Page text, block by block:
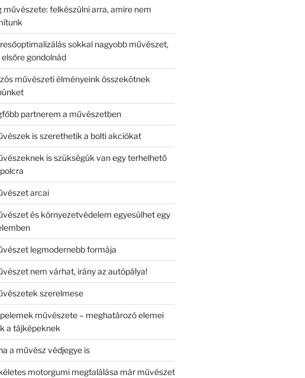
művészete: felkészülni arra, amire nem
sokkal nagyobb művészet,
gondolnád
művészeti élményeink összekötnek
partnerem a művészetben
is szerethetik a bolti akciókat
is szükségük van egy terhelhető
arcai
és környezetvédelem egyesülhet egy
legmodernebb formája
nem várhat, irány az autópálya!
szerelmese
művészete – meghatározó elemei
a tájképeknek
a művész védjegye is
motorgumi megtalálása már művészet